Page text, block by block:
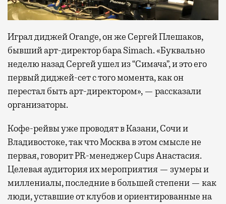
Играл диджей Orange, он же Сергей Плешаков,
бывший арт-директор бара Simach. «Буквально
неделю назад Сергей ушел из “Симача”, и это его
первый диджей-сет с того момента, как он
перестал быть арт-директором», — рассказали
организаторы.
Кофе-рейвы уже проводят в Казани, Сочи и
Владивостоке, так что Москва в этом смысле не
первая, говорит PR-менеджер Cups Анастасия.
Целевая аудитория их мероприятия — зумеры и
миллениалы, последние в большей степени — как
люди, уставшие от клубов и ориентированные на